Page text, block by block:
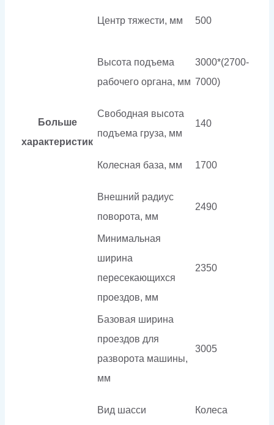
Больше
характеристик
Центр тяжести, мм 500
Высота подъема
рабочего органа, мм
3000*(2700-
7000)
Свободная высота
подъема груза, мм
140
Колесная база, мм 1700
Внешний радиус
поворота, мм
2490
Минимальная
ширина
пересекающихся
проездов, мм
2350
Базовая ширина
проездов для
разворота машины,
мм
3005
Вид шасси Колеса